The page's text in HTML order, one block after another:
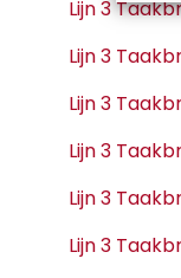
Lijn 3
Lijn 3
Lijn 3
Lijn 3
Lijn 3
Lijn 3